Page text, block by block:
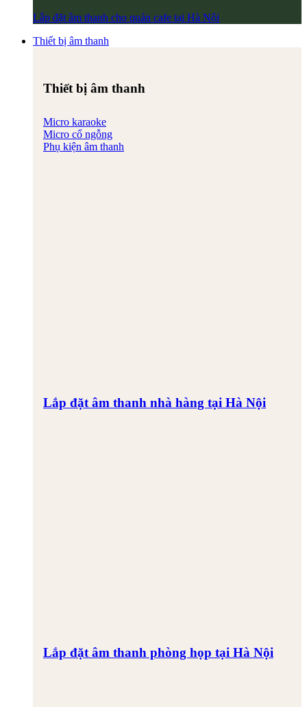
Lắp đặt âm thanh cho quán cafe tại Hà Nội
Thiết bị âm thanh
Thiết bị âm thanh
Micro karaoke
Micro cổ ngỗng
Phụ kiện âm thanh
Lắp đặt âm thanh nhà hàng tại Hà Nội
Lắp đặt âm thanh phòng họp tại Hà Nội